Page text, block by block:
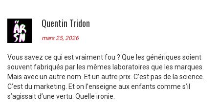
Quentin Tridon
mars 25, 2026
Vous savez ce qui est vraiment fou ? Que les génériques soient
souvent fabriqués par les mêmes laboratoires que les marques.
Mais avec un autre nom. Et un autre prix. C’est pas de la science.
C’est du marketing. Et on l’enseigne aux enfants comme s’il
s’agissait d’une vertu. Quelle ironie.